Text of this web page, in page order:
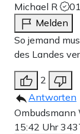
Michael R
Melden
So jemand
des Landes
2
Antworten
Ombudsmann
15:42 Uhr